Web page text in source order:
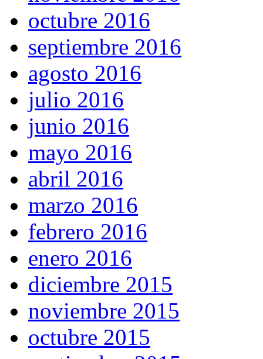
octubre 2016
septiembre 2016
agosto 2016
julio 2016
junio 2016
mayo 2016
abril 2016
marzo 2016
febrero 2016
enero 2016
diciembre 2015
noviembre 2015
octubre 2015